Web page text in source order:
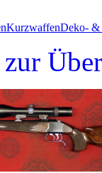
KurzwaffenDeko- &
zur